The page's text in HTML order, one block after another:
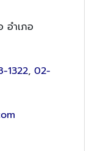
อำเภอ
1322, 02-